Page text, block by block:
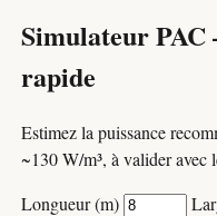
Simulateur
rapide
Estimez la puissance
~130 W/m³, à valider avec
Longueur (m)